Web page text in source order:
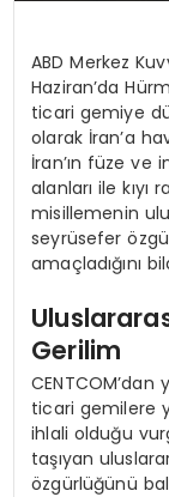
ABD Merkez
Haziran’da
ticari gemiye
olarak İran’a
İran’ın füze ve
alanları ile kıyı
misillemenin
seyrüsefer
amaçladığını
Gerilim
ticari gemilere
ihlali olduğu
taşıyan
özgürlüğünü